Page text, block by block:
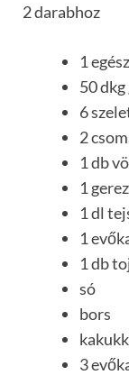
2 darabhoz
1
50
6
2
1 db
1
1 dl
1
1 db
só
bors
3